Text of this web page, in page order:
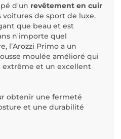
d'un revêtement en cuir
voitures de sport de luxe.
que beau et est
n'importe quel
l’Arozzi Primo a un
moulée amélioré qui
extrême et un excellent
obtenir une fermeté
et une durabilité